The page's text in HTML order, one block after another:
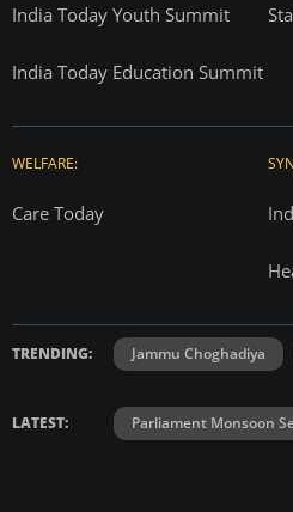
India Today Youth Summit
India Today Education Summit
WELFARE:
Care Today
TRENDING: Jammu Choghadiya
LATEST: Parliament Monsoon